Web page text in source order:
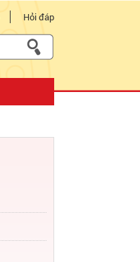
Hỏi đáp